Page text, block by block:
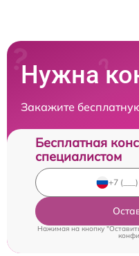
Нужна
Закажите
Бесплатная
специалистом
Нажимая на кнопку